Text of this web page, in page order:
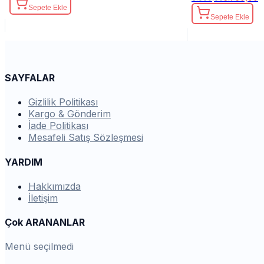
Sepete Ekle
Sepete Ekle
SAYFALAR
Gizlilik Politikası
Kargo & Gönderim
İade Politikası
Mesafeli Satış Sözleşmesi
YARDIM
Hakkımızda
İletişim
Çok ARANANLAR
Menü seçilmedi